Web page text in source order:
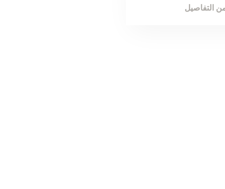
من التفاصيل